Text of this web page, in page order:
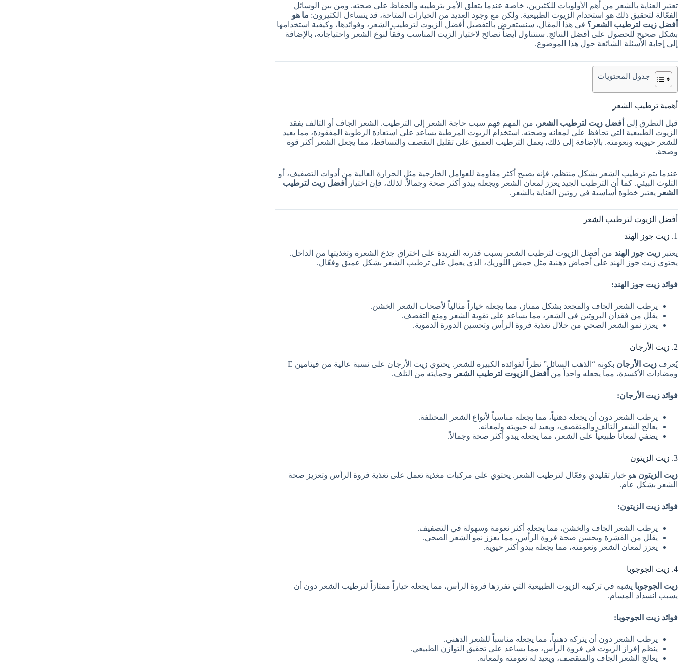
تعتبر العناية بالشعر من أهم الأولويات للكثيرين، خاصة عندما يتعلق الأمر بترطيبه والحفاظ على صحته. ومن بين الوسائل
الفعّالة لتحقيق ذلك هو استخدام الزيوت الطبيعية. ولكن مع وجود العديد من الخيارات المتاحة، قد يتساءل الكثيرون: ما هو
أفضل زيت لترطيب الشعر؟ في هذا المقال، سنستعرض بالتفصيل أفضل الزيوت لترطيب الشعر، وفوائدها، وكيفية استخدامها
بشكل صحيح للحصول على أفضل النتائج. سنتناول أيضاً نصائح لاختيار الزيت المناسب وفقاً لنوع الشعر واحتياجاته، بالإضافة
إلى إجابة الأسئلة الشائعة حول هذا الموضوع.
جدول المحتويات
أهمية ترطيب الشعر
قبل التطرق إلى أفضل زيت لترطيب الشعر ، من المهم فهم سبب حاجة الشعر إلى الترطيب. الشعر الجاف أو التالف يفقد
الزيوت الطبيعية التي تحافظ على لمعانه وصحته. استخدام الزيوت المرطبة يساعد على استعادة الرطوبة المفقودة، مما يعيد
للشعر حيويته ونعومته. بالإضافة إلى ذلك، يعمل الترطيب العميق على تقليل التقصف والتساقط، مما يجعل الشعر أكثر قوة
وصحة.
عندما يتم ترطيب الشعر بشكل منتظم، فإنه يصبح أكثر مقاومة للعوامل الخارجية مثل الحرارة العالية من أدوات التصفيف، أو
التلوث البيئي. كما أن الترطيب الجيد يعزز لمعان الشعر ويجعله يبدو أكثر صحة وجمالاً. لذلك، فإن اختيار
أفضل زيت لترطيب
الشعر يعتبر خطوة أساسية في روتين العناية بالشعر.
أفضل الزيوت لترطيب الشعر
1. زيت جوز الهند
يعتبر زيت جوز الهند من أفضل الزيوت لترطيب الشعر بسبب قدرته الفريدة على اختراق جذع الشعرة وتغذيتها من الداخل.
يحتوي زيت جوز الهند على أحماض دهنية مثل حمض اللوريك، الذي يعمل على ترطيب الشعر بشكل عميق وفعّال.
فوائد زيت جوز الهند:
يرطب الشعر الجاف والمجعد بشكل ممتاز، مما يجعله خياراً مثالياً لأصحاب الشعر الخشن.
يقلل من فقدان البروتين في الشعر، مما يساعد على تقوية الشعر ومنع التقصف.
يعزز نمو الشعر الصحي من خلال تغذية فروة الرأس وتحسين الدورة الدموية.
2. زيت الأرجان
يُعرف زيت الأرجان
بكونه “الذهب السائل” نظراً لفوائده الكبيرة للشعر. يحتوي زيت الأرجان على نسبة عالية من فيتامين E
ومضادات الأكسدة، مما يجعله واحداً من أفضل الزيوت لترطيب الشعر وحمايته من التلف.
فوائد زيت الأرجان:
يرطب الشعر دون أن يجعله دهنياً، مما يجعله مناسباً لأنواع الشعر المختلفة.
يعالج الشعر التالف والمتقصف، ويعيد له حيويته ولمعانه.
يضفي لمعاناً طبيعياً على الشعر، مما يجعله يبدو أكثر صحة وجمالاً.
3. زيت الزيتون
زيت الزيتون هو خيار تقليدي وفعّال لترطيب الشعر. يحتوي على مركبات مغذية تعمل على تغذية فروة الرأس وتعزيز صحة
الشعر بشكل عام.
فوائد زيت الزيتون:
يرطب الشعر الجاف والخشن، مما يجعله أكثر نعومة وسهولة في التصفيف.
يقلل من القشرة ويحسن صحة فروة الرأس، مما يعزز نمو الشعر الصحي.
يعزز لمعان الشعر ونعومته، مما يجعله يبدو أكثر حيوية.
4. زيت الجوجوبا
زيت الجوجوبا يشبه في تركيبه الزيوت الطبيعية التي تفرزها فروة الرأس، مما يجعله خياراً ممتازاً لترطيب الشعر دون أن
يسبب انسداد المسام.
فوائد زيت الجوجوبا:
يرطب الشعر دون أن يتركه دهنياً، مما يجعله مناسباً للشعر الدهني.
ينظم إفراز الزيوت في فروة الرأس، مما يساعد على تحقيق التوازن الطبيعي.
يعالج الشعر الجاف والمتقصف، ويعيد له نعومته ولمعانه.